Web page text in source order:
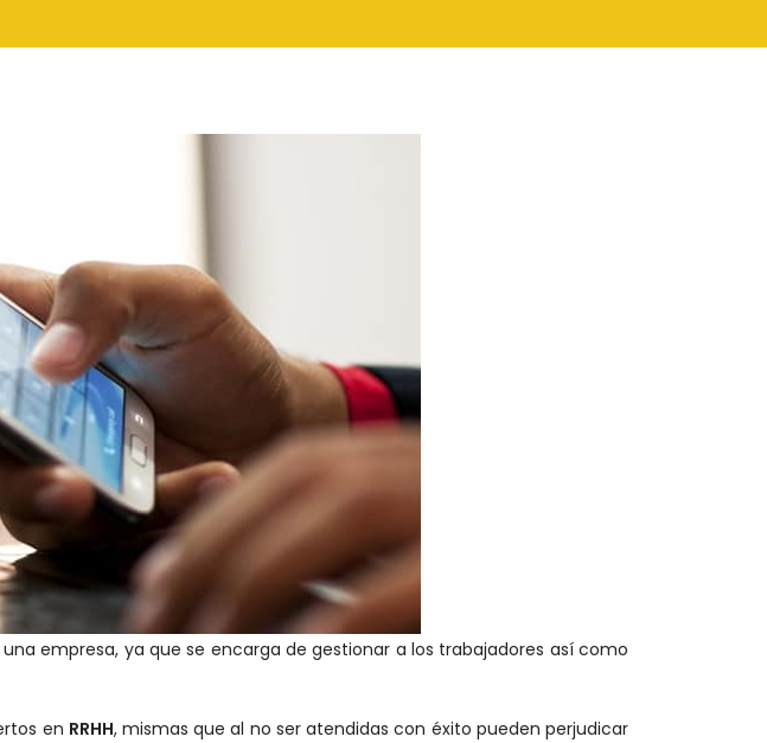
empresa, ya que se encarga de gestionar a los trabajadores así como
en RRHH, mismas que al no ser atendidas con éxito pueden perjudicar